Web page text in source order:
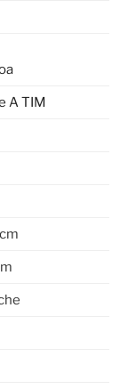
A TIM